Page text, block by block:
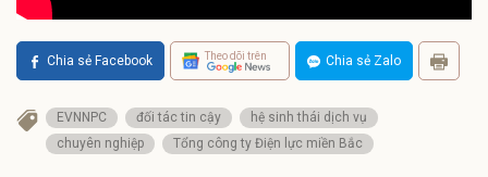
Chia sẻ Facebook Theo dõi trên Chia sẻ Zalo
EVNNPC đối tác tin cậy
hệ sinh thái dịch vụ
chuyên nghiệp
Tổng công ty Điện lực miền Bắc